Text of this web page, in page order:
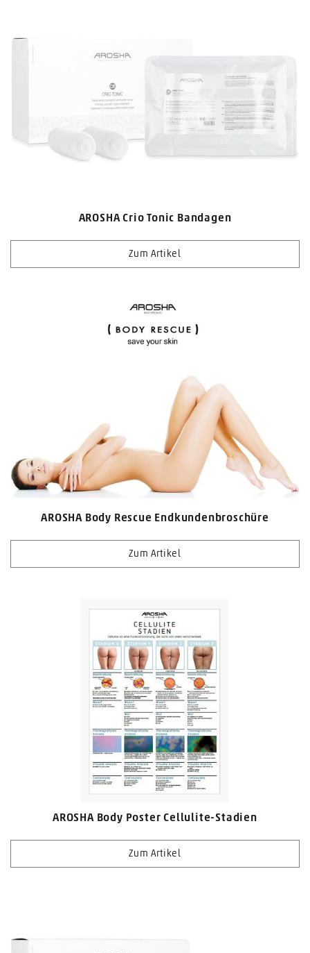
AROSHA Crio Tonic Bandagen
Zum Artikel
AROSHA Body Rescue Endkundenbroschüre
Zum Artikel
AROSHA Body Poster Cellulite-Stadien
Zum Artikel